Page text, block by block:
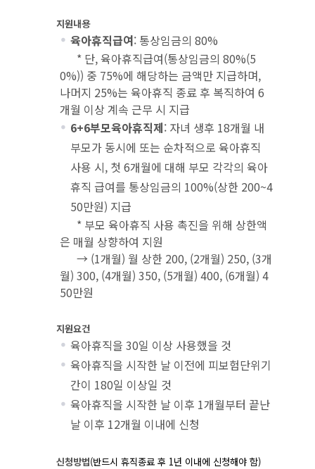
지원내용
육아휴직급여: 통상임금의 80%
* 단, 육아휴직급여(통상임금의 80%(5
0%)) 중 75%에 해당하는 금액만 지급하며,
나머지 25%는 육아휴직 종료 후 복직하여 6
개월 이상 계속 근무 시 지급
6+6부모육아휴직제: 자녀 생후 18개월 내
부모가 동시에 또는 순차적으로 육아휴직
사용 시, 첫 6개월에 대해 부모 각각의 육아
휴직 급여를 통상임금의 100%(상한 200~4
50만원) 지급
* 부모 육아휴직 사용 촉진을 위해 상한액
은 매월 상향하여 지원
→ (1개월) 월 상한 200, (2개월) 250, (3개
월) 300, (4개월) 350, (5개월) 400, (6개월) 4
50만원
지원요건
육아휴직을 30일 이상 사용했을 것
육아휴직을 시작한 날 이전에 피보험단위기
간이 180일 이상일 것
육아휴직을 시작한 날 이후 1개월부터 끝난
날 이후 12개월 이내에 신청
신청방법(반드시 휴직종료 후 1년 이내에 신청해야 함)